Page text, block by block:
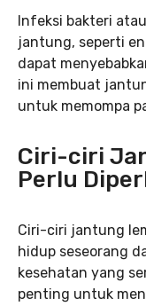
Infeksi bakteri
jantung, seperti
dapat
ini membuat
untuk memompa
Ciri-ciri
Perlu
Ciri-ciri jantung
hidup seseorang
kesehatan yang
penting untuk